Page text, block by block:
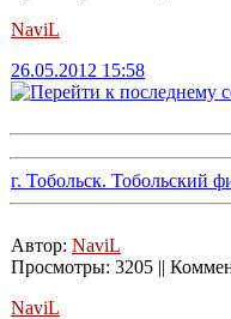
NaviL
26.05.2012 15:58
г. Тобольск. Тобольский
Автор: NaviL
Просмотры: 3205 ||
NaviL